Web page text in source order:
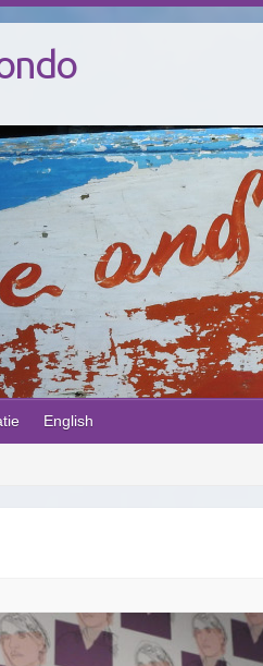
English